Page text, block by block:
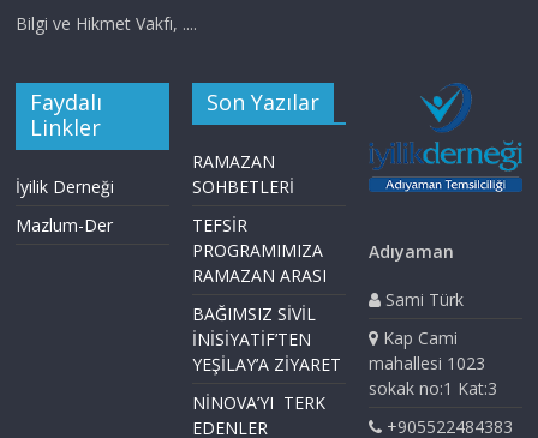
Bilgi ve Hikmet Vakfı, ....
Faydalı
Linkler
İyilik Derneği
Mazlum-Der
Son Yazılar
RAMAZAN
SOHBETLERİ
TEFSİR
PROGRAMIMIZA
RAMAZAN ARASI
BAĞIMSIZ SİVİL
İNİSİYATİF’TEN
YEŞİLAY’A ZİYARET
NİNOVA’YI TERK
EDENLER
Adıyaman
Sami Türk
Kap Cami
mahallesi 1023
sokak no:1 Kat:3
+905522484383